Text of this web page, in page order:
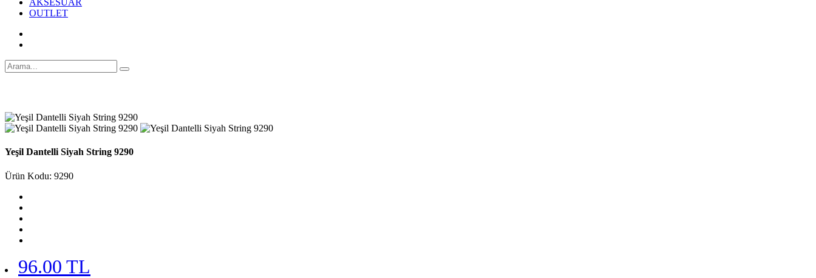
AKSESUAR
OUTLET
Yeşil Dantelli Siyah String 9290
Ürün Kodu: 9290
96.00 TL